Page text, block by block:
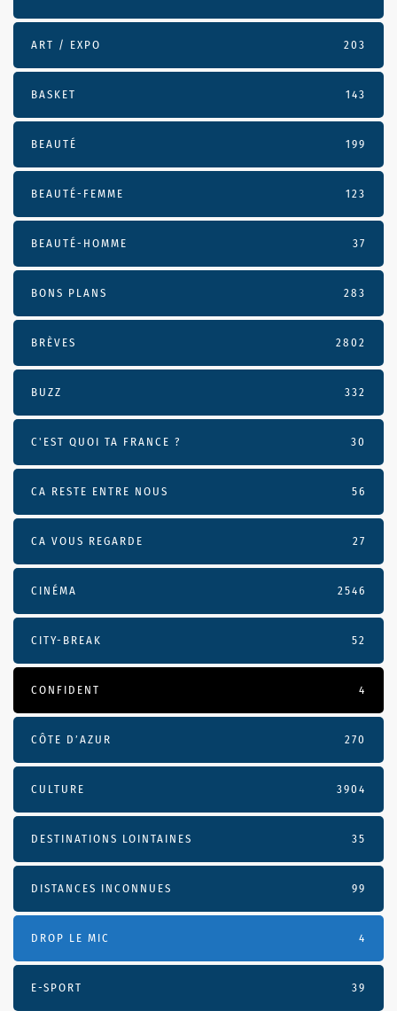
ART / EXPO 203
BASKET 143
BEAUTÉ 199
BEAUTÉ-FEMME 123
BEAUTÉ-HOMME 37
BONS PLANS 283
BRÈVES 2802
BUZZ 332
C'EST QUOI TA FRANCE ? 30
CA RESTE ENTRE NOUS 56
CA VOUS REGARDE 27
CINÉMA 2546
CITY-BREAK 52
CONFIDENT 4
CÔTE D’AZUR 270
CULTURE 3904
DESTINATIONS LOINTAINES 35
DISTANCES INCONNUES 99
DROP LE MIC 4
E-SPORT 39